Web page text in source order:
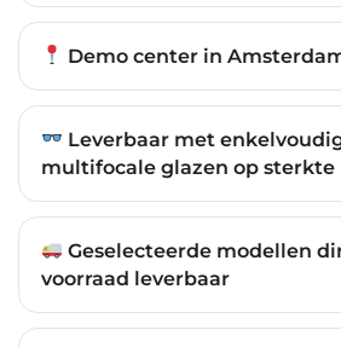
Demo center in
Leverbaar met
multifocale glazen op sterkte
Geselecteerde modellen
voorraad leverbaar